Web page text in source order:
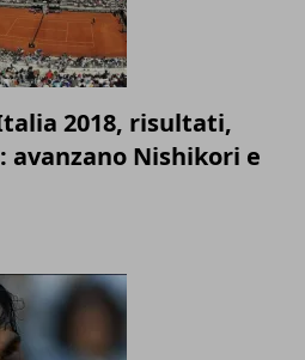
2018, risultati,
avanzano Nishikori e